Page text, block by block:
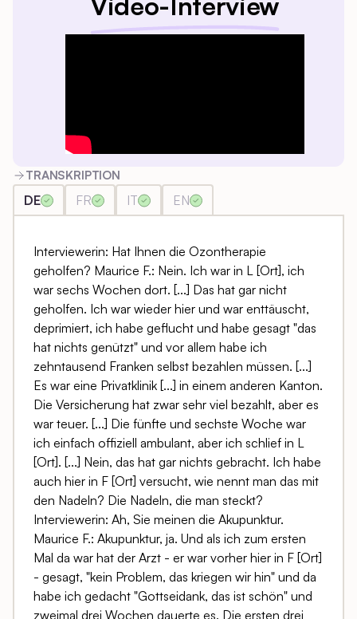
TRANSKRIPTION
DE FR IT EN
Interviewerin: Hat Ihnen die Ozontherapie
geholfen? Maurice F.: Nein. Ich war in L [Ort], ich
war sechs Wochen dort. [...] Das hat gar nicht
geholfen. Ich war wieder hier und war enttäuscht,
deprimiert, ich habe geflucht und habe gesagt "das
hat nichts genützt" und vor allem habe ich
zehntausend Franken selbst bezahlen müssen. [...]
Es war eine Privatklinik [...] in einem anderen Kanton.
Die Versicherung hat zwar sehr viel bezahlt, aber es
war teuer. [...] Die fünfte und sechste Woche war
ich einfach offiziell ambulant, aber ich schlief in L
[Ort]. [...] Nein, das hat gar nichts gebracht. Ich habe
auch hier in F [Ort] versucht, wie nennt man das mit
den Nadeln? Die Nadeln, die man steckt?
Interviewerin: Ah, Sie meinen die Akupunktur.
Maurice F.: Akupunktur, ja. Und als ich zum ersten
Mal da war hat der Arzt - er war vorher hier in F [Ort]
- gesagt, "kein Problem, das kriegen wir hin" und da
habe ich gedacht "Gottseidank, das ist schön" und
zweimal drei Wochen dauerte es. Die ersten drei